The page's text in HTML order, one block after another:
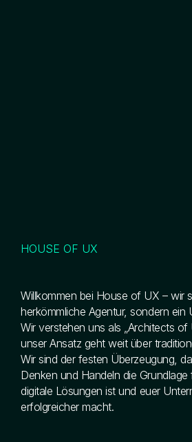
HOUSE OF UX
Willkommen bei House of UX – wir
herkömmliche Agentur, sondern ein
Wir verstehen uns als „Architects of
unser Ansatz geht weit über
Wir sind der festen Überzeugung,
Denken und Handeln die
digitale Lösungen ist und euer
erfolgreicher macht.